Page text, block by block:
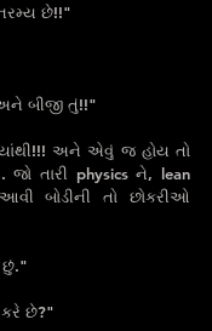
છે!!"
બીજી તું!!"
અને એવું જ હોય તો
તારી physics ને, lean
બોડીની તો છોકરીઓ
છું."
"સાચું કહે, તું Gym કેમ‌ કરે છે?"